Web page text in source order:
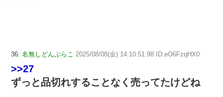
36: 名無しどんぶらこ 2025/08/08(金) 14:10:51.98 ID:eO6FzqHX0
>>27
ずっと品切れすることなく売ってたけどね